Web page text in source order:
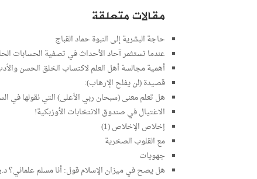
مقالات متعلقة
حاجة البشرية إلى النبوة حماد القباج
عندما تستثمر آحاد الأحداث في تصفية الحسابات
أهمية مجالسة أهل العلم لاكتساب الخلق الحسن
قصيدة (لن يفلح الإرهاب):
هل تعلم معنى (سبحان ربي الأعلى) التي نقولها في
الاغتيال في صندوق الانتخابات الأوزبكية!
إخلاص الإخلاص (1)
مع القلوب الصخرية
جهويات
هل يصح في ميزان الإسلام قول: أنا مسلم علماني؟